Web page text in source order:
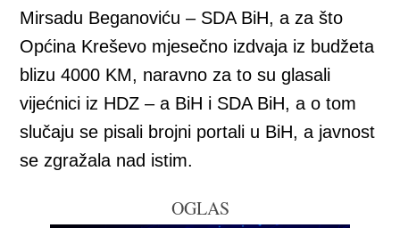
Mirsadu Beganoviću – SDA BiH, a za što
Općina Kreševo mjesečno izdvaja iz budžeta
blizu 4000 KM, naravno za to su glasali
vijećnici iz HDZ – a BiH i SDA BiH, a o tom
slučaju se pisali brojni portali u BiH, a javnost
se zgražala nad istim.
OGLAS